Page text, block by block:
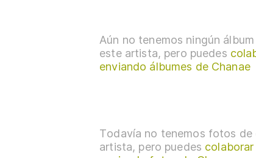
Aún no tenemos ningún
este artista, pero puedes
enviando álbumes de Chanae
Todavía no tenemos fotos de
artista, pero puedes colaborar